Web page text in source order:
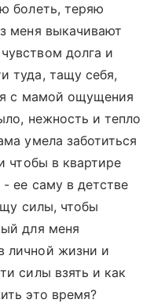
болеть, теряю
меня выкачивают
долга и
туда, тащу себя,
с мамой ощущения
нежность и тепло
умела заботиться
чтобы в квартире
ее саму в детстве
силы, чтобы
для меня
личной жизни и
силы взять и как
это время?